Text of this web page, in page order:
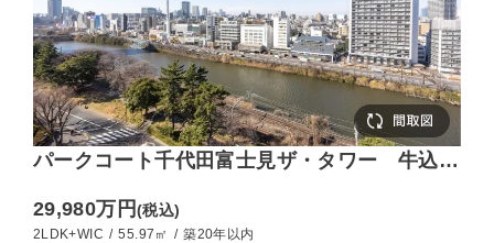
パークコート千代田富士見ザ・タワー 牛込濠
29,980万円(税込)
2LDK+WIC / 55.97㎡ / 築20年以内